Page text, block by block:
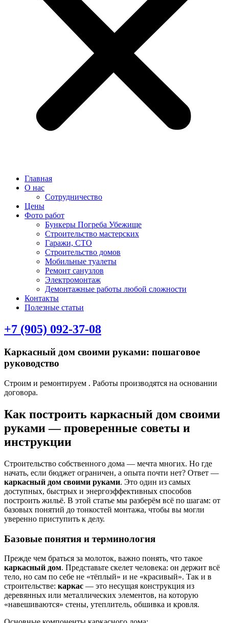
Главная
О нас
Сотрудничество
Цены
Фото работ
Бункеры Погреба Убежище
Строительство мастерских
Гаражи, СТО
Строительство домов
Мобильные туалеты
Ремонт санузлов
Электромонтаж
Демонтажные работы любой сложности
Контакты
Полезные статьи
+7 (905) 092-37-08
Каркасный дом своими руками: пошаговое
руководство
Строим и ремонтируем . Работы производятся на основании
договора.
Как построить каркасный дом своими
руками — проверенные советы и
инструкции
Строительство собственного дома — мечта многих. Но где
начать, если бюджет ограничен, а опыта почти нет? Ответ —
каркасный дом своими руками. Это один из самых
доступных, быстрых и энергоэффективных способов
построить жильё. В этой статье мы разберём всё по шагам: от
базовых понятий до тонкостей монтажа, чтобы вы могли
уверенно приступить к делу.
Базовые понятия и терминология
Прежде чем браться за молоток, важно понять, что такое
каркасный дом. Представьте скелет человека: он держит всё
тело, но сам по себе не «тёплый» и не «красивый». Так и в
строительстве: каркас — это несущая конструкция из
деревянных или металлических элементов, на которую
«навешиваются» стены, утеплитель, обшивка и кровля.